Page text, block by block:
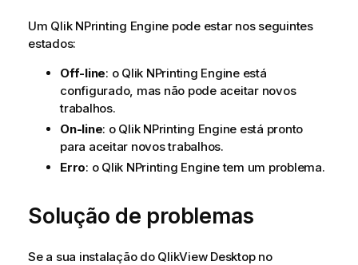
Um Qlik NPrinting Engine pode estar nos seguintes
estados:
Off-line: o Qlik NPrinting Engineestá
configurado, mas não pode aceitar novos
trabalhos.
On-line: o Qlik NPrinting Engine está pronto
para aceitar novos trabalhos.
Erro: o Qlik NPrinting Enginetem um problema.
Solução de problemas
Se a sua instalação do QlikView Desktopno